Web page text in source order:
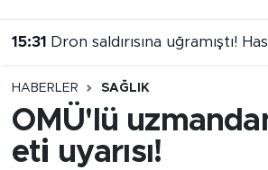
15:31 Dron saldırısına uğramıştı! Hasarlı Türk
HABERLER SAĞLIK
OMÜ'lü
eti uyarısı!
Samsun Namaz Vakitleri
Trafik Durumu
Süper Lig Puan Durumu ve